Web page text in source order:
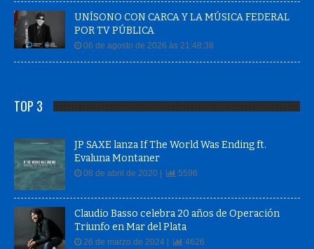
UNÍSONO CON CARCA Y LA MÚSICA FEDERAL
POR TV PÚBLICA
06 de agosto de 2026 às 21:48:38
TOP 3
JP SAXE lanza If The World Was Ending ft.
Evaluna Montaner
08 de abril de 2020 | 5596
Claudio Basso celebra 20 años de Operación
Triunfo en Mar del Plata
26 de marzo de 2024 | 4626